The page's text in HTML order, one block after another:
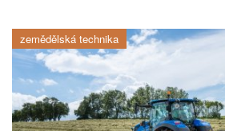
zemědělská technika